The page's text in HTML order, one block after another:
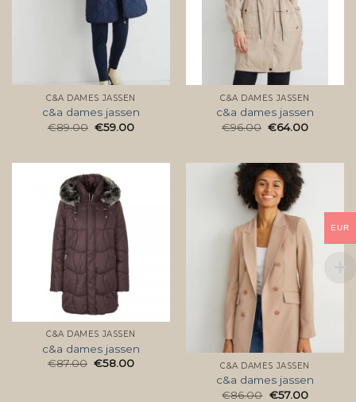
C&A DAMES JASSEN
c&a dames jassen
€89.00 €59.00
C&A DAMES JASSEN
c&a dames jassen
€96.00 €64.00
C&A DAMES JASSEN
c&a dames jassen
€87.00 €58.00 C&A DAMES JASSEN
c&a dames jassen
€86.00 €57.00
EUR